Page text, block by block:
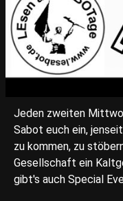
Jeden zweiten
Sabot euch ein,
zu kommen, zu
Gesellschaft ein
gibt's auch Special